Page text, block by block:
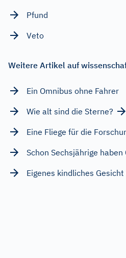
Pfund
Veto
Weitere Artikel auf
Ein Omnibus ohne Fahrer
Wie alt sind die Sterne?
Eine Fliege für die
Schon Sechsjährige
Eigenes kindliches